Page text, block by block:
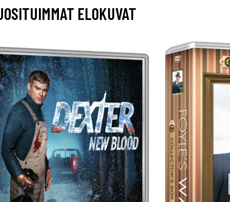
ELOKUVAT